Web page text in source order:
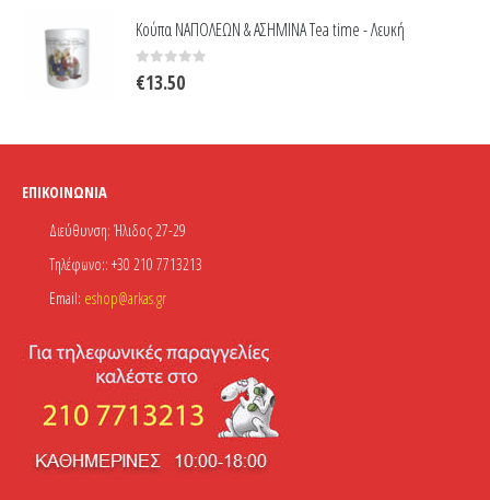
Κούπα ΝΑΠΟΛΕΩΝ & ΑΣΗΜΙΝΑ Tea time - Λευκή
0out of 5
€13.50
ΕΠΙΚΟΙΝΩΝΊΑ
Διεύθυνση: Ήλιδος 27-29
Τηλέφωνο:: +30 210 7713213
Email: eshop@arkas.gr